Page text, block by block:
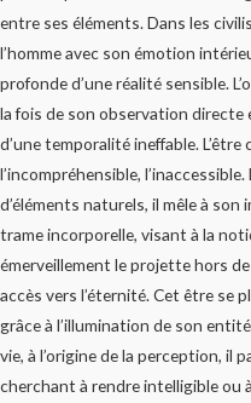
entre ses éléments. Dans les
l’homme avec son émotion
profonde d’une réalité sensible.
la fois de son observation directe
d’une temporalité ineffable.
l’incompréhensible,
d’éléments naturels, il mêle à son
trame incorporelle, visant à la
émerveillement le projette hors
accès vers l’éternité. Cet être se
grâce à l’illumination de son
vie, à l’origine de la perception, il
cherchant à rendre intelligible ou